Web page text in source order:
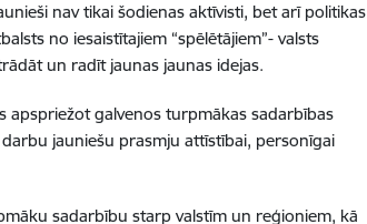
nav tikai šodienas aktīvisti, bet arī politikas
no iesaistītajiem “spēlētājiem”- valsts
un radīt jaunas jaunas idejas.
apspriežot galvenos turpmākas sadarbības
jauniešu prasmju attīstībai, personīgai
sadarbību starp valstīm un reģioniem, kā